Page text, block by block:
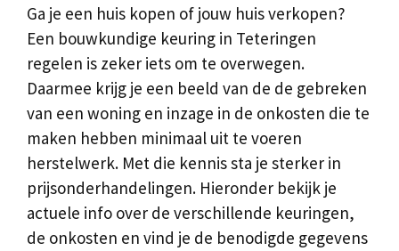
Ga je een huis kopen of jouw huis verkopen?
Een bouwkundige keuring in Teteringen
regelen is zeker iets om te overwegen.
Daarmee krijg je een beeld van de de gebreken
van een woning en inzage in de onkosten die te
maken hebben minimaal uit te voeren
herstelwerk. Met die kennis sta je sterker in
prijsonderhandelingen. Hieronder bekijk je
actuele info over de verschillende keuringen,
de onkosten en vind je de benodigde gegevens